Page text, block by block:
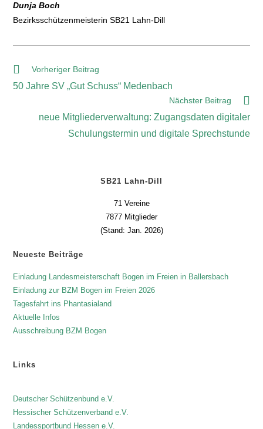
Dunja Boch
Bezirksschützenmeisterin SB21 Lahn-Dill
Vorheriger Beitrag
50 Jahre SV „Gut Schuss“ Medenbach
Nächster Beitrag
neue Mitgliederverwaltung: Zugangsdaten digitaler
Schulungstermin und digitale Sprechstunde
SB21 Lahn-Dill
71 Vereine
7877 Mitglieder
(Stand: Jan. 2026)
Neueste Beiträge
Einladung Landesmeisterschaft Bogen im Freien in Ballersbach
Einladung zur BZM Bogen im Freien 2026
Tagesfahrt ins Phantasialand
Aktuelle Infos
Ausschreibung BZM Bogen
Links
Deutscher Schützenbund e.V.
Hessischer Schützenverband e.V.
Landessportbund Hessen e.V.